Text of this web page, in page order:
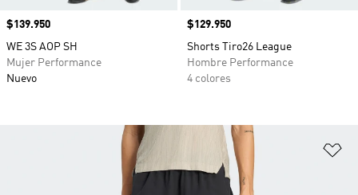
Precio
$139.950
WE 3S AOP SH
Mujer Performance
Nuevo
Precio
$129.950
Shorts Tiro26 League
Hombre Performance
4 colores